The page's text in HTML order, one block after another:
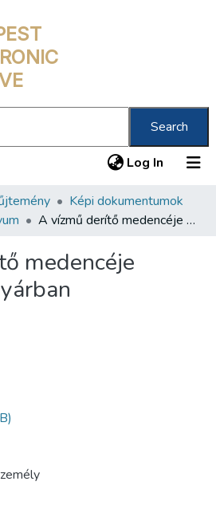
Search
Log In (current)
Képi dokumentumok
A vízmű derítő medencéje Óbudai gázgyárban
medencéje